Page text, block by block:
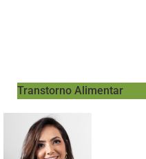
Transtorno Alimentar